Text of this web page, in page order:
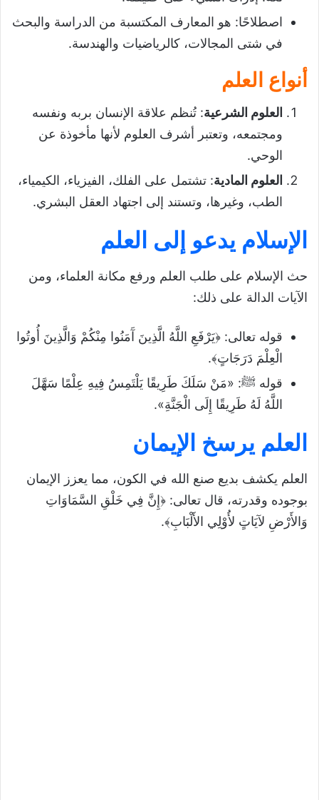
اصطلاحًا: هو المعارف المكتسبة من الدراسة والبحث
في شتى المجالات، كالرياضيات والهندسة.
أنواع العلم
العلوم الشرعية: تُنظم علاقة الإنسان بربه ونفسه
ومجتمعه، وتعتبر أشرف العلوم لأنها مأخوذة عن
الوحي.
العلوم المادية: تشتمل على الفلك، الفيزياء، الكيمياء،
الطب، وغيرها، وتستند إلى اجتهاد العقل البشري.
الإسلام يدعو إلى العلم
حث الإسلام على طلب العلم ورفع مكانة العلماء، ومن
الآيات الدالة على ذلك:
قوله تعالى: ﴿يَرْفَعِ اللَّهُ الَّذِينَ آَمَنُوا مِنْكُمْ وَالَّذِينَ أُوتُوا
الْعِلْمَ دَرَجَاتٍ﴾.
قوله ﷺ: «مَنْ سَلَكَ طَرِيقًا يَلْتَمِسُ فِيهِ عِلْمًا سَهَّلَ
اللَّهُ لَهُ طَرِيقًا إِلَى الْجَنَّةِ».
العلم يرسخ الإيمان
العلم يكشف بديع صنع الله في الكون، مما يعزز الإيمان
بوجوده وقدرته، قال تعالى: ﴿إِنَّ فِي خَلْقِ السَّمَاوَاتِ
وَالأَرْضِ لآيَاتٍ لأُوْلِي الأَلْبَابِ﴾.